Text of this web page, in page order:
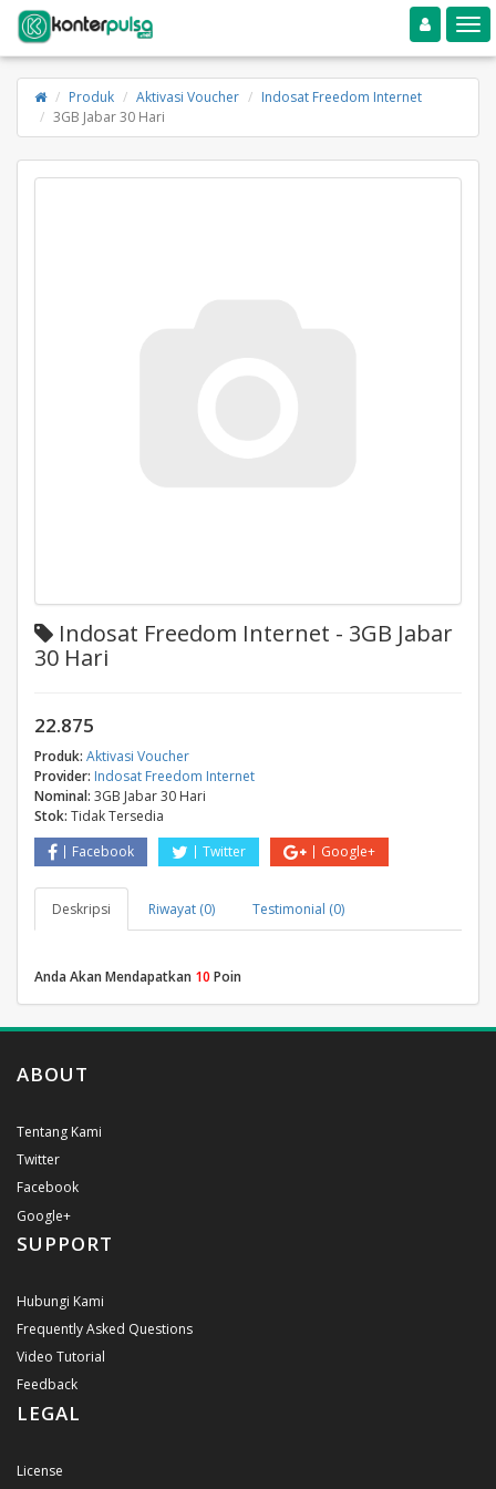
Toggle navigation
Produk Aktivasi Voucher
Indosat Freedom Internet
3GB Jabar 30 Hari
Indosat Freedom Internet - 3GB Jabar
30 Hari
22.875
Produk: Aktivasi Voucher
Provider: Indosat Freedom Internet
Nominal: 3GB Jabar 30 Hari
Stok: Tidak Tersedia
Facebook
Twitter Google+
Deskripsi Riwayat (0) Testimonial (0)
Anda Akan Mendapatkan 10 Poin
ABOUT
Tentang Kami
Twitter
Facebook
Google+
SUPPORT
Hubungi Kami
Frequently Asked Questions
Video Tutorial
Feedback
LEGAL
License